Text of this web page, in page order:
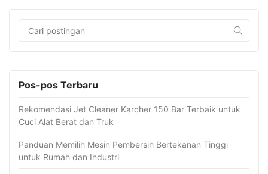
Pos-pos Terbaru
Rekomendasi Jet Cleaner Karcher 150 Bar Terbaik untuk
Cuci Alat Berat dan Truk
Panduan Memilih Mesin Pembersih Bertekanan Tinggi
untuk Rumah dan Industri